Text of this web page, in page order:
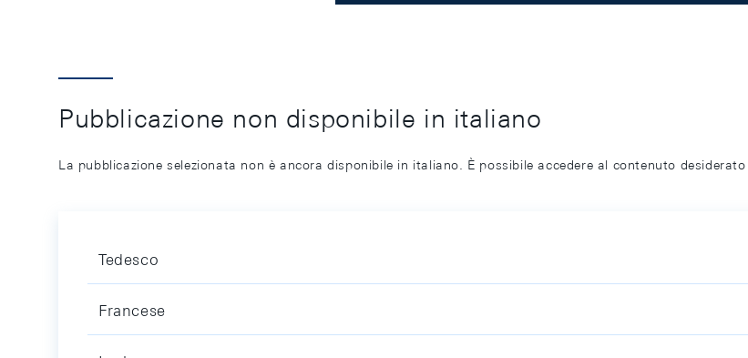
Pubblicazione non disponibile in italiano
La pubblicazione selezionata non è ancora disponibile in italiano. È possibile accedere al contenuto desiderato
Tedesco
Francese